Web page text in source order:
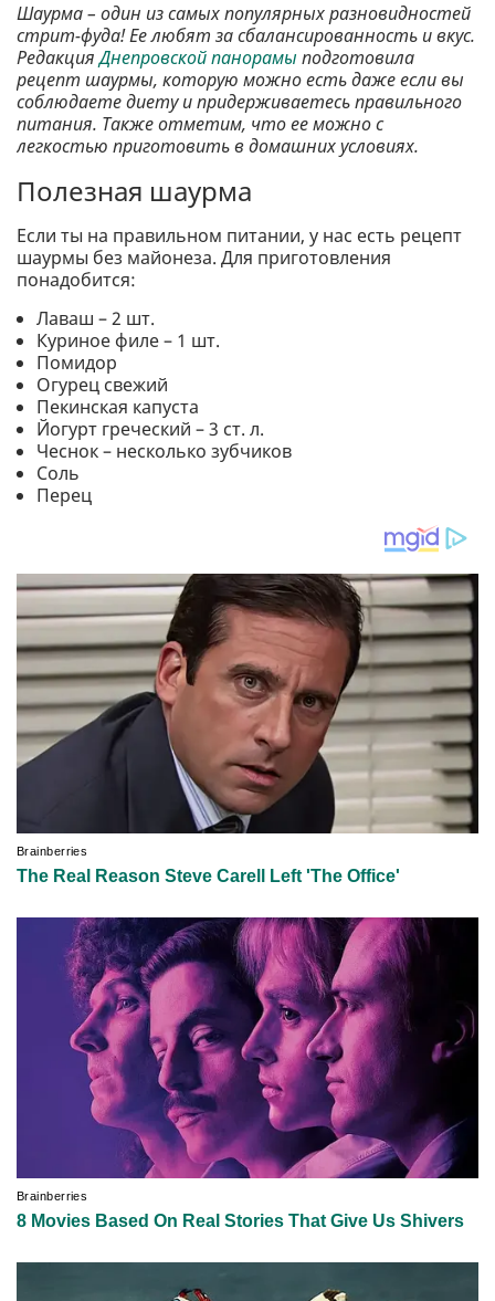
Шаурма – один из самых популярных разновидностей
стрит-фуда! Ее любят за сбалансированность и вкус.
РедакцияДнепровской панорамы подготовила
рецепт шаурмы, которую можно есть даже если вы
соблюдаете диету и придерживаетесь правильного
питания. Также отметим, что ее можно с
легкостью приготовить в домашних условиях.
Полезная шаурма
Если ты на правильном питании, у нас есть рецепт
шаурмы без майонеза. Для приготовления
понадобится:
Лаваш – 2 шт.
Куриное филе – 1 шт.
Помидор
Огурец свежий
Пекинская капуста
Йогурт греческий – 3 ст. л.
Чеснок – несколько зубчиков
Соль
Перец